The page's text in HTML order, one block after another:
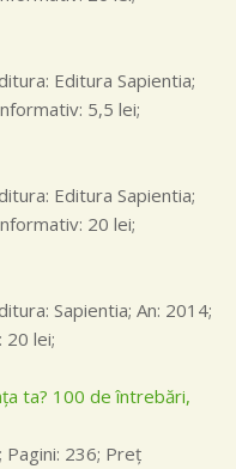
Editura Sapientia;
5,5 lei;
Editura Sapientia;
20 lei;
Sapientia; An: 2014;
20 lei;
ta? 100 de întrebări,
Pagini: 236; Preţ